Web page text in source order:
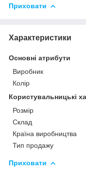
Приховати
Характеристики
Основні атрибути
Виробник
Колір
Користувальницькі
Розмір
Склад
Країна виробництва
Тип продажу
Приховати